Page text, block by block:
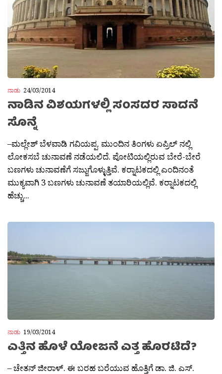
ನಾಡು 24/03/2014
ನಾಡಿನ ವಿಶಯಗಳಲ್ಲಿ ಸಂಸದರ ಸಾದನೆ
ಸೊನ್ನೆ
–ಮಲ್ಲೇಶ್ ಬೆಳವಾಡಿ ಗವಿಯಪ್ಪ. ಮುಂದಿನ ತಿಂಗಳು ಏಪ್ರಿಲ್ ನಲ್ಲಿ
ಲೋಕಸಬೆ ಚುನಾವಣೆ ನಡೆಯಲಿದೆ. ಪೋಟಿಯಲ್ಲಿರುವ ಬೇರೆ-ಬೇರೆ
ಬಣಗಳು ಚುನಾವಣೆಗೆ ಸಜ್ಜುಗೊಳ್ಳುತ್ತಿವೆ. ಕರ‍್ನಾಟಕದಲ್ಲಿ ಎಂದಿನಂತೆ
ಮುಕ್ಯವಾಗಿ 3 ಬಣಗಳು ಚುನಾವಣೆ ತಯಾರಿಯಲ್ಲಿವೆ. ಕರ‍್ನಾಟಕದಲ್ಲಿ
ಹೆಚ್ಚು...
ನಾಡು 19/03/2014
ಎತ್ತಿನ ಹೊಳೆ ಯೋಜನೆ ಎತ್ತ ಹೊರಟಿದೆ?
– ಚೇತನ್ ಜೀರಾಳ್. ಈ ಬರಹ ಬರೆಯುವ ಹೊತ್ತಿಗೆ ಡಾ. ಜಿ. ಎಸ್.